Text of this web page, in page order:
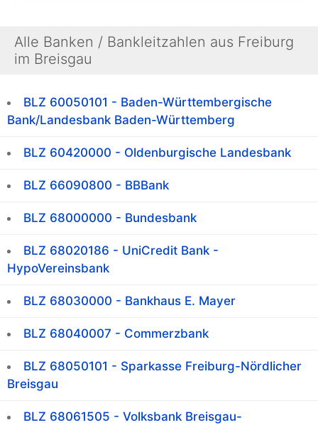
Alle Banken / Bankleitzahlen aus Freiburg
im Breisgau
BLZ 60050101 - Baden-Württembergische
Bank/Landesbank Baden-Württemberg
BLZ 60420000 - Oldenburgische Landesbank
BLZ 66090800 - BBBank
BLZ 68000000 - Bundesbank
BLZ 68020186 - UniCredit Bank -
HypoVereinsbank
BLZ 68030000 - Bankhaus E. Mayer
BLZ 68040007 - Commerzbank
BLZ 68050101 - Sparkasse Freiburg-Nördlicher
Breisgau
BLZ 68061505 - Volksbank Breisgau-